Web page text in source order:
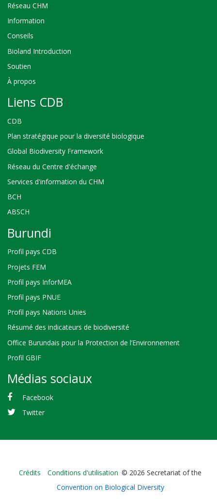
Réseau CHM
Information
Conseils
Bioland Introduction
Soutien
À propos
Liens CDB
CDB
Plan stratégique pour la diversité biologique
Global Biodiversity Framework
Réseau du Centre d'échange
Services d'information du CHM
BCH
ABSCH
Burundi
Profil pays CDB
Projets FEM
Profil pays InforMEA
Profil pays PNUE
Profil pays Nations Unies
Résumé des indicateurs de biodiversité
Office Burundais pour la Protection de l’Environnement
Profil GBIF
Médias sociaux
Facebook
Twitter
Bioland
-
Crédits Conditions d'utilisation © 2026 Secretariat of the
Convention on Biological Diversity